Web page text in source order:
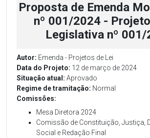
Proposta de Emenda
nº 001/2024 -
Legislativa nº 001/
Autor: Emenda - Projetos de Lei
Data do Projeto: 12 de março de 2024
Situação atual: Aprovado
Regime de tramitação: Normal
Comissões:
Mesa Diretora 2024
Comissão de Constituição, Justiça,
Social e Redação Final